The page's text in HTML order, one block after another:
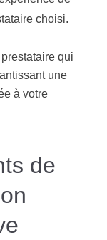
choisi.
qui
une
à votre
de